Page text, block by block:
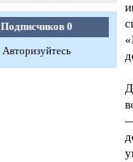
Подписчиков 0
Авторизуйтесь